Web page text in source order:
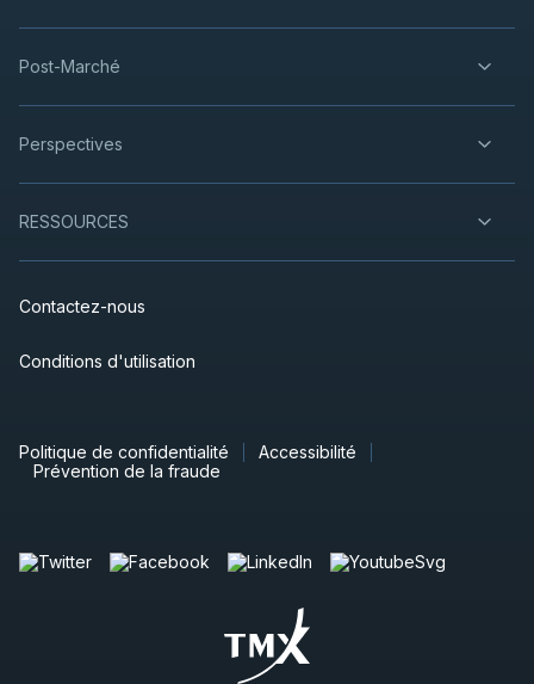
Post-Marché
Perspectives
RESSOURCES
Contactez-nous
Conditions d'utilisation
Politique de confidentialité
Accessibilité
Prévention de la fraude